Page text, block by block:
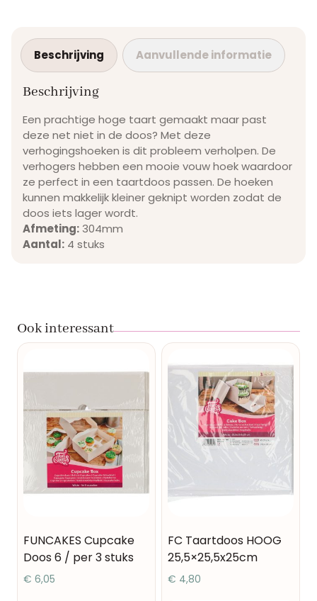
Beschrijving Aanvullende informatie
Beschrijving
Een prachtige hoge taart gemaakt maar past
deze net niet in de doos? Met deze
verhogingshoeken is dit probleem verholpen. De
verhogers hebben een mooie vouw hoek waardoor
ze perfect in een taartdoos passen. De hoeken
kunnen makkelijk kleiner geknipt worden zodat de
doos iets lager wordt.
Afmeting: 304mm
Aantal: 4 stuks
Ook interessant
FUNCAKES Cupcake
Doos 6 / per 3 stuks
€ 6,05
FC Taartdoos HOOG
25,5×25,5x25cm
€ 4,80